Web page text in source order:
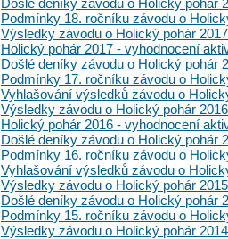
Podmínky 18. ročníku závodu o
Výsledky závodu o Holický pohár 2017
Holický pohár 2017 - vyhodnocení
Došlé deníky závodu o Holický pohár
Podmínky 17. ročníku závodu o
Vyhlašování výsledků závodu o
Výsledky závodu o Holický pohár 2016
Holický pohár 2016 - vyhodnocení
Došlé deníky závodu o Holický pohár
Podmínky 16. ročníku závodu o
Vyhlašování výsledků závodu o
Výsledky závodu o Holický pohár 2015
Došlé deníky závodu o Holický pohár
Podmínky 15. ročníku závodu o
Výsledky závodu o Holický pohár 2014